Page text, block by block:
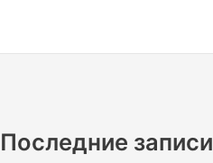
Последние записи